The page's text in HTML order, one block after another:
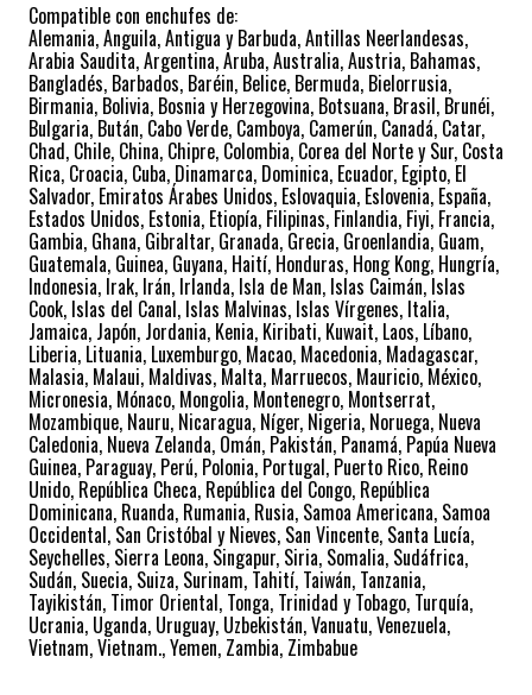
Compatible con enchufes de:
Alemania, Anguila, Antigua y Barbuda, Antillas Neerlandesas,
Arabia Saudita, Argentina, Aruba, Australia, Austria, Bahamas,
Bangladés, Barbados, Baréin, Belice, Bermuda, Bielorrusia,
Birmania, Bolivia, Bosnia y Herzegovina, Botsuana, Brasil, Brunéi,
Bulgaria, Bután, Cabo Verde, Camboya, Camerún, Canadá, Catar,
Chad, Chile, China, Chipre, Colombia, Corea del Norte y Sur, Costa
Rica, Croacia, Cuba, Dinamarca, Dominica, Ecuador, Egipto, El
Salvador, Emiratos Árabes Unidos, Eslovaquia, Eslovenia, España,
Estados Unidos, Estonia, Etiopía, Filipinas, Finlandia, Fiyi, Francia,
Gambia, Ghana, Gibraltar, Granada, Grecia, Groenlandia, Guam,
Guatemala, Guinea, Guyana, Haití, Honduras, Hong Kong, Hungría,
Indonesia, Irak, Irán, Irlanda, Isla de Man, Islas Caimán, Islas
Cook, Islas del Canal, Islas Malvinas, Islas Vírgenes, Italia,
Jamaica, Japón, Jordania, Kenia, Kiribati, Kuwait, Laos, Líbano,
Liberia, Lituania, Luxemburgo, Macao, Macedonia, Madagascar,
Malasia, Malaui, Maldivas, Malta, Marruecos, Mauricio, México,
Micronesia, Mónaco, Mongolia, Montenegro, Montserrat,
Mozambique, Nauru, Nicaragua, Níger, Nigeria, Noruega, Nueva
Caledonia, Nueva Zelanda, Omán, Pakistán, Panamá, Papúa Nueva
Guinea, Paraguay, Perú, Polonia, Portugal, Puerto Rico, Reino
Unido, República Checa, República del Congo, República
Dominicana, Ruanda, Rumania, Rusia, Samoa Americana, Samoa
Occidental, San Cristóbal y Nieves, San Vincente, Santa Lucía,
Seychelles, Sierra Leona, Singapur, Siria, Somalia, Sudáfrica,
Sudán, Suecia, Suiza, Surinam, Tahití, Taiwán, Tanzania,
Tayikistán, Timor Oriental, Tonga, Trinidad y Tobago, Turquía,
Ucrania, Uganda, Uruguay, Uzbekistán, Vanuatu, Venezuela,
Vietnam, Vietnam., Yemen, Zambia, Zimbabue